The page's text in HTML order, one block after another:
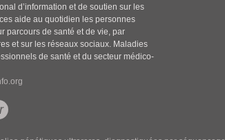
d’information et de soutien sur les
aide au quotidien les personnes
parcours de santé et de vie, par
et sur les réseaux sociaux. Maladies
de santé et du secteur médico-